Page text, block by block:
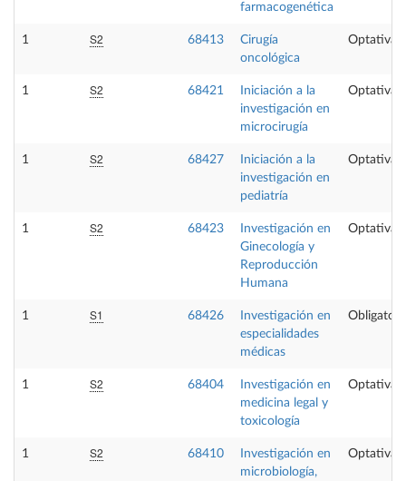
farmacogenética
1 S2 68413
Cirugía
oncológica
Optativa
1 S2 68421
Iniciación a la
investigación en
microcirugía
Optativa
1 S2 68427
Iniciación a la
investigación en
pediatría
Optativa
1 S2 68423
Investigación en
Ginecología y
Reproducción
Humana
Optativa
1 S1 68426
Investigación en
especialidades
médicas
1 S2 68404
Investigación en
medicina legal y
toxicología
Optativa
1 S2 68410
Investigación en
microbiología,
Optativa